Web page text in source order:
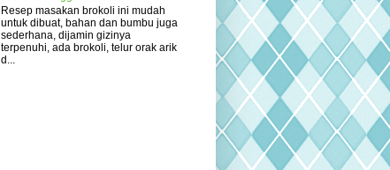
Resep masakan brokoli ini mudah
untuk dibuat, bahan dan bumbu juga
sederhana, dijamin gizinya
terpenuhi, ada brokoli, telur orak arik
d...